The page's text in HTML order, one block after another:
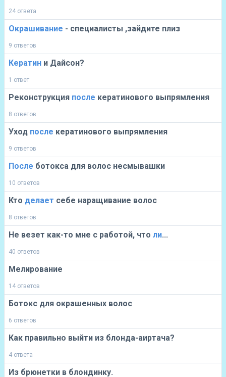
24 ответа
Окрашивание - специалисты ,зайдите плиз
9 ответов
Кератин и Дайсон?
1 ответ
Реконструкция после кератинового выпрямления
8 ответов
Уход после кератинового выпрямления
9 ответов
После ботокса для волос несмывашки
10 ответов
Кто делает себе наращивание волос
8 ответов
Не везет как-то мне с работой, что ли...
40 ответов
Мелирование
14 ответов
Ботокс для окрашенных волос
6 ответов
Как правильно выйти из блонда-аиртача?
4 ответа
Из брюнетки в блондинку.